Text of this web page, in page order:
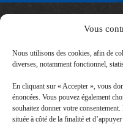
Vous
Nous utilisons des cookies, afin de
diverses, notamment fonctionnel,
En cliquant sur « Accepter », vous
énoncées. Vous pouvez également
souhaitez donner votre
située à côté de la finalité et
Route Départementale
68130 JETTINGEN
03 89 68 04 00